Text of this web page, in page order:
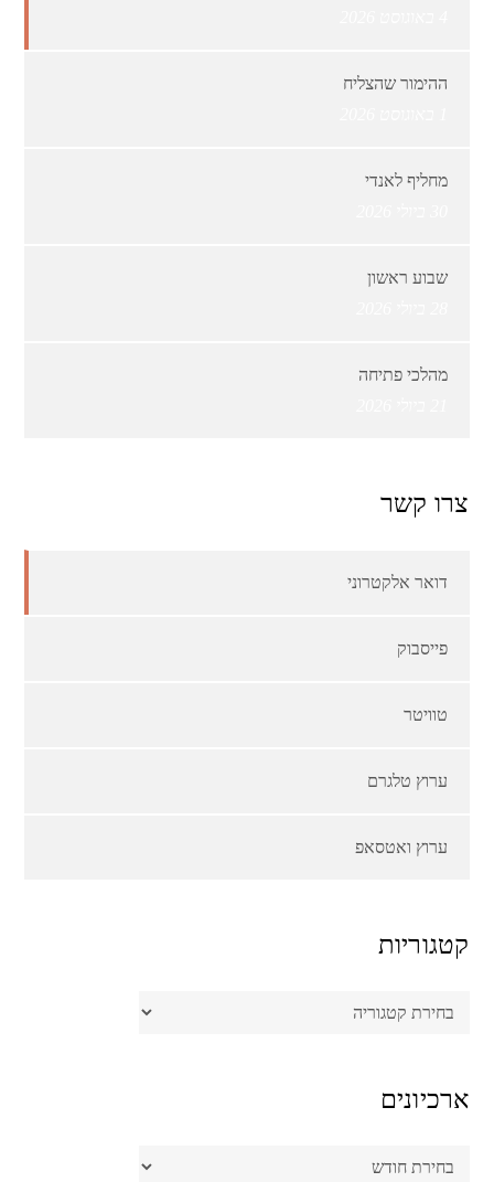
ההימור שהצליח
מחליף לאנדי
שבוע ראשון
מהלכי פתיחה
צרו קשר
דואר אלקטרוני
פייסבוק
טוויטר
ערוץ טלגרם
ערוץ ואטסאפ
קטגוריות
קטגוריות
ארכיונים
ארכיונים